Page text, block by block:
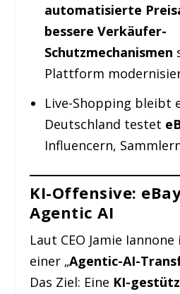
automatisierte
bessere Verkäufer-
Schutzmechanismen
Plattform
Live-Shopping bleibt
Deutschland testet
Influencern,
KI-Offensive:
Agentic AI
Laut CEO Jamie
einer „Agentic-AI-
Das Ziel: Eine KI-